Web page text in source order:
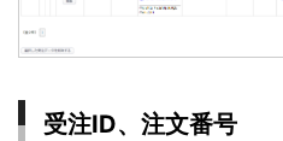
受注ID、注文番号